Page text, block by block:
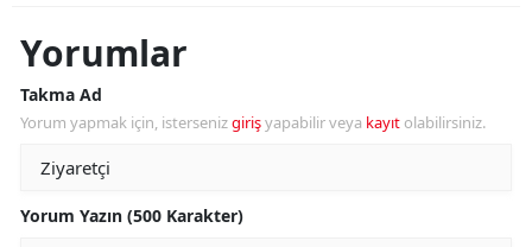
Yorumlar
Takma Ad
Yorum yapmak için, istersenizgirişyapabilir veya kayıt olabilirsiniz.
Yorum Yazın (500 Karakter)